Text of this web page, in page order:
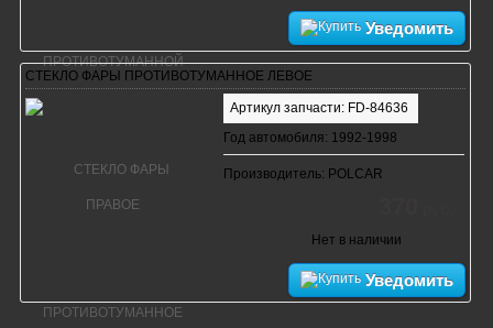
Уведомить
СТЕКЛО ФАРЫ ПРОТИВОТУМАННОЕ ЛЕВОЕ
Артикул запчасти: FD-84636
Год автомобиля: 1992-1998
Производитель: POLCAR
Нет в наличии
Уведомить